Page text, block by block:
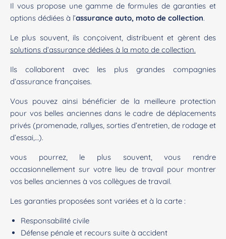
Il vous propose une gamme de formules de garanties et
options dédiées à l’assurance auto, moto de collection.
Le plus souvent, ils conçoivent, distribuent et gèrent des
solutions d’assurance dédiées à la moto de collection.
Ils collaborent avec les plus grandes compagnies
d’assurance françaises.
Vous pouvez ainsi bénéficier de la meilleure protection
pour vos belles anciennes dans le cadre de déplacements
privés (promenade, rallyes, sorties d’entretien, de rodage et
d’essai,…).
vous pourrez, le plus souvent, vous rendre
occasionnellement sur votre lieu de travail pour montrer
vos belles anciennes à vos collègues de travail.
Les garanties proposées sont variées et à la carte :
Responsabilité civile
Défense pénale et recours suite à accident